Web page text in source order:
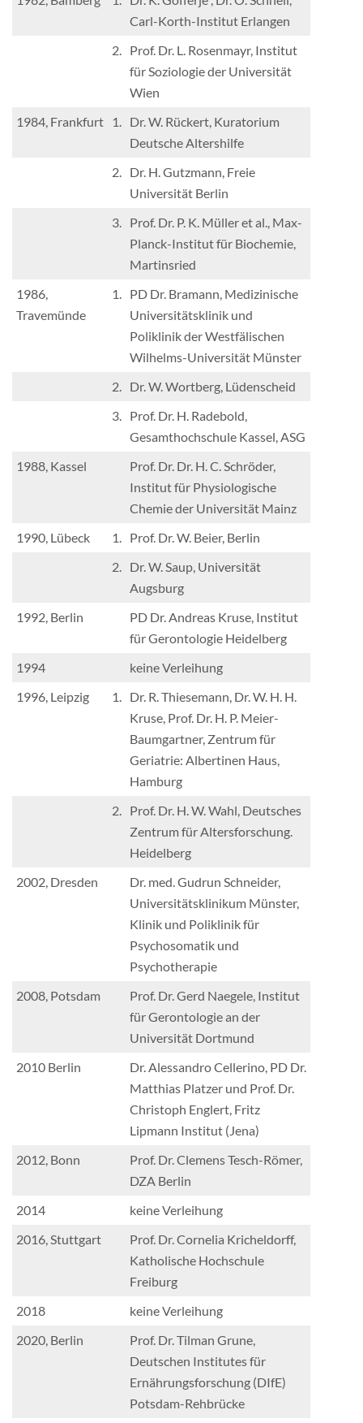
Carl-Korth-Institut Erlangen
2.
Prof. Dr. L. Rosenmayr, Institut
für Soziologie der Universität
Wien
1984, Frankfurt
1.
Dr. W. Rückert, Kuratorium
Deutsche Altershilfe
2.
Dr. H. Gutzmann, Freie
Universität Berlin
3.
Prof. Dr. P. K. Müller et al., Max-
Planck-Institut für Biochemie,
Martinsried
1986,
Travemünde
1.
PD Dr. Bramann, Medizinische
Universitätsklinik und
Poliklinik der Westfälischen
Wilhelms-Universität Münster
2.
Dr. W. Wortberg, Lüdenscheid
3.
Prof. Dr. H. Radebold,
Gesamthochschule Kassel, ASG
1988, Kassel
Prof. Dr. Dr. H. C. Schröder,
Institut für Physiologische
Chemie der Universität Mainz
1990, Lübeck
1.
Prof. Dr. W. Beier, Berlin
2.
Dr. W. Saup, Universität
Augsburg
1992, Berlin
PD Dr. Andreas Kruse, Institut
für Gerontologie Heidelberg
1994
keine Verleihung
1996, Leipzig
1.
Dr. R. Thiesemann, Dr. W. H. H.
Kruse, Prof. Dr. H. P. Meier-
Baumgartner, Zentrum für
Geriatrie: Albertinen Haus,
Hamburg
2.
Prof. Dr. H. W. Wahl, Deutsches
Zentrum für Altersforschung.
Heidelberg
2002, Dresden
Dr. med. Gudrun Schneider,
Universitätsklinikum Münster,
Klinik und Poliklinik für
Psychosomatik und
Psychotherapie
2008, Potsdam
Prof. Dr. Gerd Naegele, Institut
für Gerontologie an der
Universität Dortmund
2010 Berlin
Dr. Alessandro Cellerino, PD Dr.
Matthias Platzer und Prof. Dr.
Christoph Englert, Fritz
Lipmann Institut (Jena)
2012, Bonn
Prof. Dr. Clemens Tesch-Römer,
DZA Berlin
2014
keine Verleihung
2016, Stuttgart
Prof. Dr. Cornelia Kricheldorff,
Katholische Hochschule
Freiburg
2018
keine Verleihung
2020, Berlin
Prof. Dr. Tilman Grune,
Deutschen Institutes für
Ernährungsforschung (DIfE)
Potsdam-Rehbrücke